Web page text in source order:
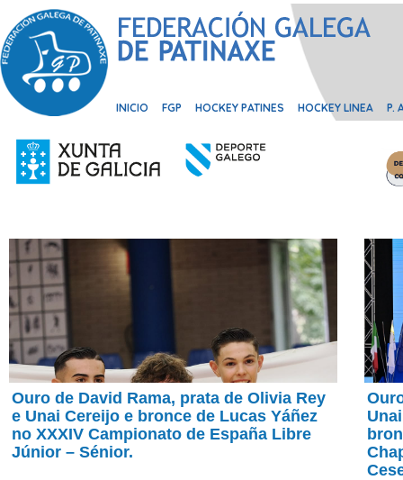
INICIO FGP HOCKEY PATINES HOCKEY LINEA P.
Ouro de David Rama, prata de Olivia Rey
e Unai Cereijo e bronce de Lucas Yáñez
no XXXIV Campionato de España Libre
Júnior – Sénior.